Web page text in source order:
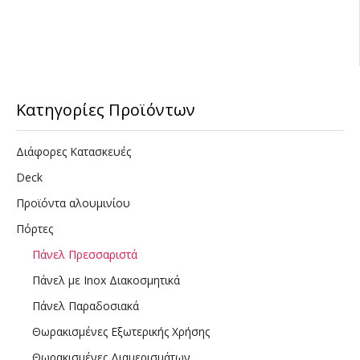
Κατηγορίες Προϊόντων
Διάφορες Κατασκευές
Deck
Προϊόντα αλουμινίου
Πόρτες
Πάνελ Πρεσσαριστά
Πάνελ με Inox Διακοσμητικά
Πάνελ Παραδοσιακά
Θωρακισμένες Εξωτερικής Χρήσης